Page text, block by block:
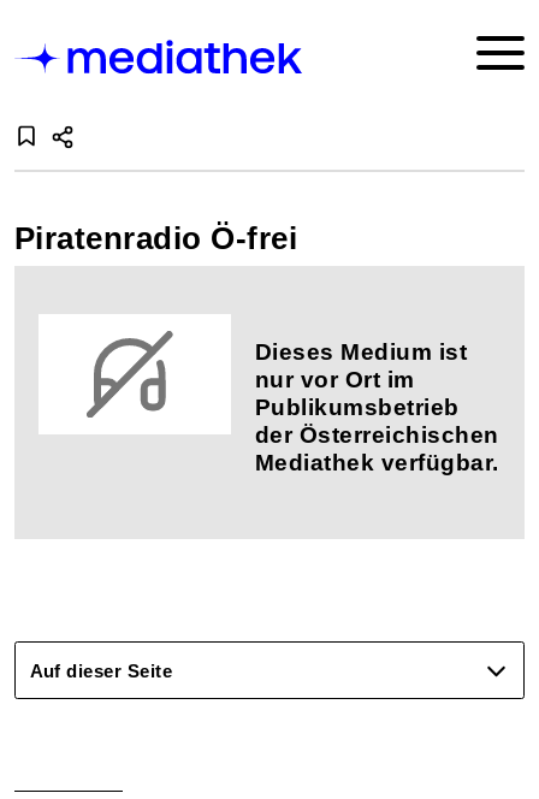
Piratenradio Ö-frei
Dieses Medium ist
nur vor Ort im
Publikumsbetrieb
der Österreichischen
Mediathek verfügbar.
Auf dieser Seite